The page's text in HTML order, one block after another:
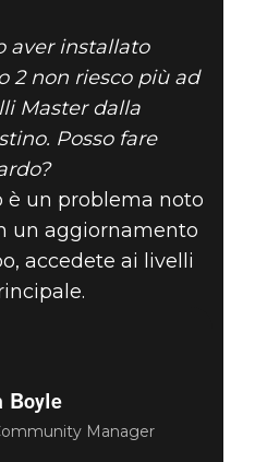
aver installato
2 non riesco più ad
Master dalla
Posso fare
è un problema noto
un aggiornamento
accedete ai livelli
Boyle
Manager